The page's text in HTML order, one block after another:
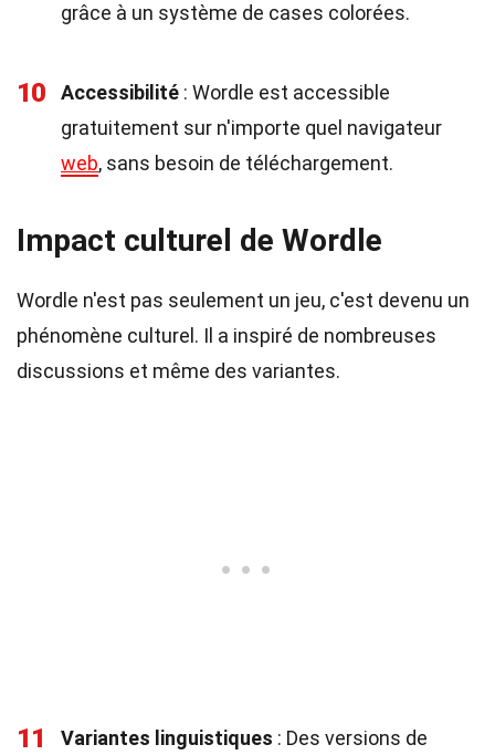
grâce à un système de cases colorées.
10 Accessibilité : Wordle est accessible
gratuitement sur n'importe quel navigateur
web, sans besoin de téléchargement.
Impact culturel de Wordle
Wordle n'est pas seulement un jeu, c'est devenu un
phénomène culturel. Il a inspiré de nombreuses
discussions et même des variantes.
11 Variantes linguistiques : Des versions de